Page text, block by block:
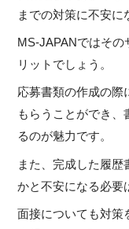
までの対策に不安に
MS-JAPANではその
リットでしょう。
応募書類の作成の際
もらうことができ
るのが魅力です。
また、完成した履
かと不安になる必要
面接についても対策